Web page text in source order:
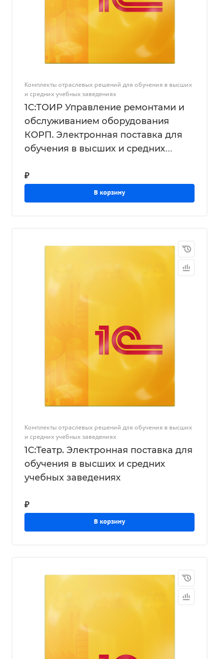
Комплекты отраслевых решений для обучения в высших
и средних учебных заведениях
1С:ТОИР Управление ремонтами и
обслуживанием оборудования
КОРП. Электронная поставка для
обучения в высших и средних
мест
₽
В корзину
Комплекты отраслевых решений для обучения в высших
и средних учебных заведениях
1С:Театр. Электронная поставка для
обучения в высших и средних
учебных заведениях
₽
В корзину